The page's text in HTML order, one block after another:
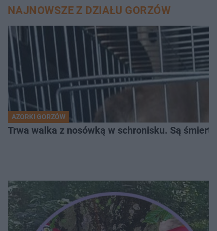
NAJNOWSZE Z DZIAŁU GORZÓW
AZORKI GORZÓW
Trwa walka z nosówką w schronisku. Są